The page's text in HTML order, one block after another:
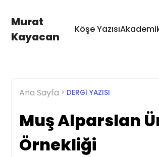
Murat
Kayacan
Köşe Yazısı
Ana Sayfa DERGI YAZISI
Muş Alparslan
Örnekliği